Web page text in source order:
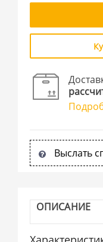
Выслать
ОПИСАНИЕ